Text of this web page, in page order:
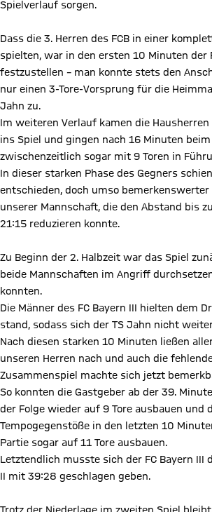
Spielverlauf sorgen.
Dass die 3. Herren des FCB in einer
spielten, war in den ersten 10 Minuten der
festzustellen – man konnte stets den
nur einen 3-Tore-Vorsprung für die
Jahn zu.
Im weiteren Verlauf kamen die
ins Spiel und gingen nach 16 Minuten
zwischenzeitlich sogar mit 9 Toren in
In dieser starken Phase des Gegners
entschieden, doch umso
unserer Mannschaft, die den Abstand bis
21:15 reduzieren konnte.
Zu Beginn der 2. Halbzeit war das Spiel
beide Mannschaften im Angriff
konnten.
Die Männer des FC Bayern III hielten dem
stand, sodass sich der TS Jahn nicht
Nach diesen starken 10 Minuten ließen
unseren Herren nach und auch die
Zusammenspiel machte sich jetzt
So konnten die Gastgeber ab der 39.
der Folge wieder auf 9 Tore ausbauen und
Tempogegenstöße in den letzten 10
Partie sogar auf 11 Tore ausbauen.
Letztendlich musste sich der FC Bayern III
II mit 39:28 geschlagen geben.